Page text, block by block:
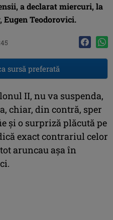
a declarat miercuri, la
Teodorovici.
sursă preferată
II, nu va suspenda,
chiar, din contră, sper
şi o surpriză plăcută pe
exact contrariul celor
aruncau aşa în